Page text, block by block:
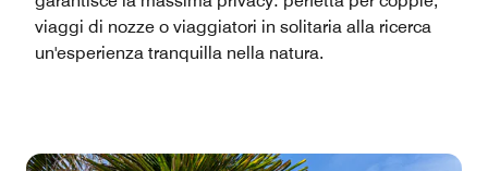
viaggi di nozze o viaggiatori in solitaria alla ricerca
un'esperienza tranquilla nella natura.